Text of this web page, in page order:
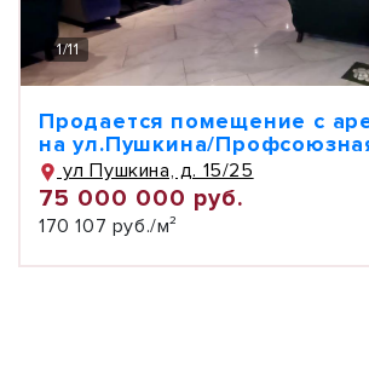
1/11
Продается помещение с
на ул.Пушкина/
ул Пушкина, д. 15/25
75 000 000 руб.
170 107 руб./м²